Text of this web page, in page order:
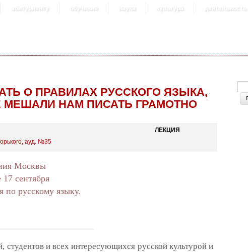
абитуриенту обучение наука культура деятельность
О ПРАВИЛАХ РУССКОГО ЯЗЫКА,
МЕШАЛИ НАМ ПИСАТЬ ГРАМОТНО
ауд. №35
ЛЕКЦИЯ
Москвы
сентября
по русскому языку.
и всех интересующихся русской культурой и